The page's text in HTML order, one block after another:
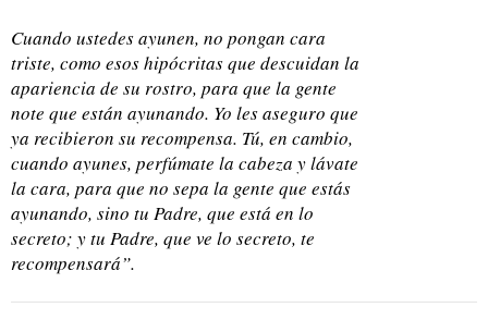
Cuando ustedes ayunen, no pongan cara
triste, como esos hipócritas que descuidan la
apariencia de su rostro, para que la gente
note que están ayunando. Yo les aseguro que
ya recibieron su recompensa. Tú, en cambio,
cuando ayunes, perfúmate la cabeza y lávate
la cara, para que no sepa la gente que estás
ayunando, sino tu Padre, que está en lo
secreto; y tu Padre, que ve lo secreto, te
recompensará”.